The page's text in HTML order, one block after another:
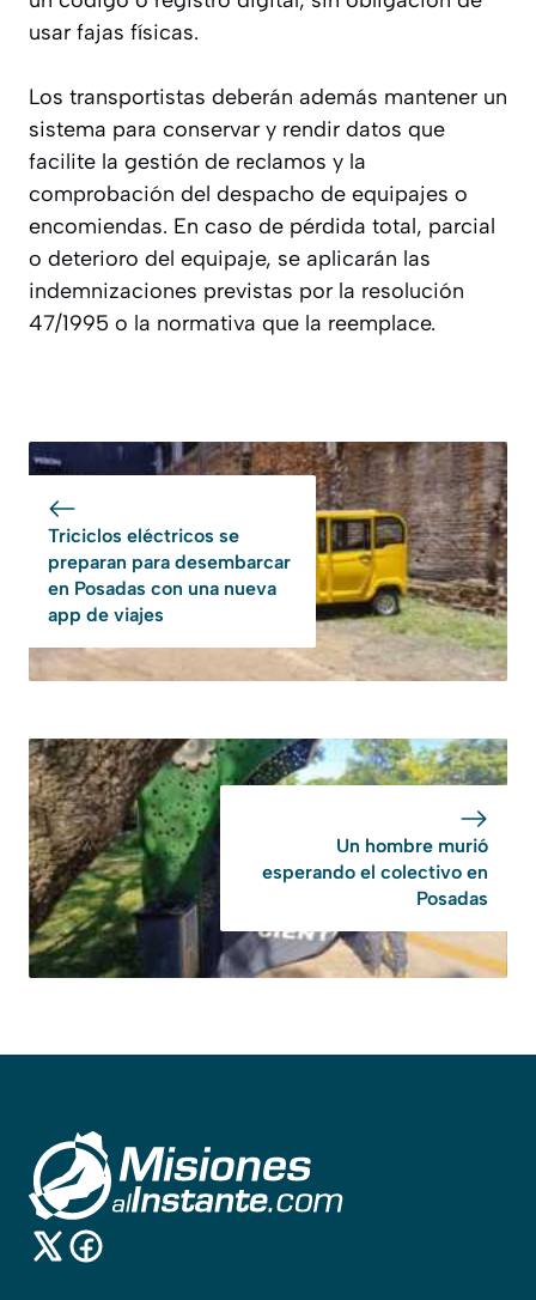
usar fajas físicas.
Los transportistas deberán además mantener un
sistema para conservar y rendir datos que
facilite la gestión de reclamos y la
comprobación del despacho de equipajes o
encomiendas. En caso de pérdida total, parcial
o deterioro del equipaje, se aplicarán las
indemnizaciones previstas por la resolución
47/1995 o la normativa que la reemplace.
Triciclos eléctricos se
preparan para desembarcar
en Posadas con una nueva
app de viajes
Un hombre murió
esperando el colectivo en
Posadas